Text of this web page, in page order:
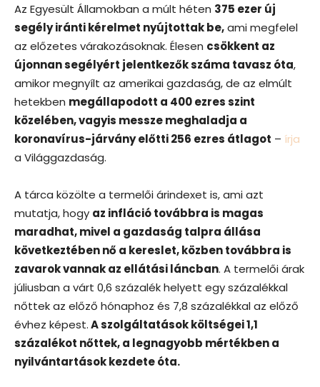
Az Egyesült Államokban a múlt héten 375 ezer új
segély iránti kérelmet nyújtottak be,ami megfelel
az előzetes várakozásoknak. Élesen csökkent az
újonnan segélyért jelentkezők száma tavasz óta,
amikor megnyílt az amerikai gazdaság, de az elmúlt
hetekben megállapodott a 400 ezres szint
közelében, vagyis messze meghaladja a
koronavírus-járvány előtti 256 ezres átlagot – írja
a Világgazdaság.
A tárca közölte a termelői árindexet is, ami azt
mutatja, hogy az infláció továbbra is magas
maradhat, mivel a gazdaság talpra állása
következtében nő a kereslet, közben továbbra is
zavarok vannak az ellátási láncban. A termelői árak
júliusban a várt 0,6 százalék helyett egy százalékkal
nőttek az előző hónaphoz és 7,8 százalékkal az előző
évhez képest.A szolgáltatások költségei 1,1
százalékot nőttek, a legnagyobb mértékben a
nyilvántartások kezdete óta.